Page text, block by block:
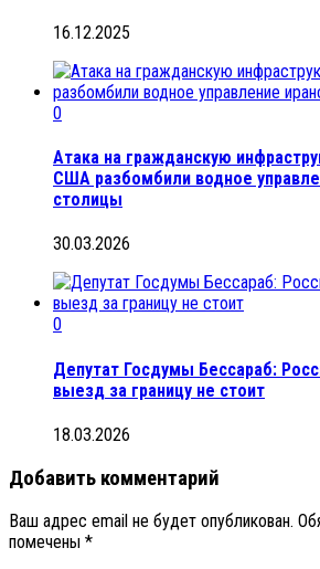
16.12.2025
0
Атака на гражданскую
США разбомбили водное
столицы
30.03.2026
0
Депутат Госдумы Бессараб:
выезд за границу не стоит
18.03.2026
Добавить комментарий
Ваш адрес email не будет опубликован.
помечены *